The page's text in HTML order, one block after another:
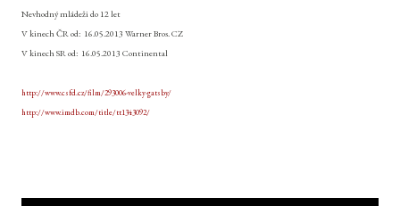
Nevhodný mládeži do 12 let
V kinech ČR od: 16.05.2013 Warner Bros. CZ
V kinech SR od: 16.05.2013 Continental
http://www.csfd.cz/film/293006-velky-gatsby/
http://www.imdb.com/title/tt1343092/